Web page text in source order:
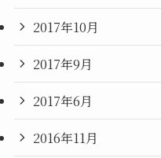
2017年10月
2017年9月
2017年6月
2016年11月